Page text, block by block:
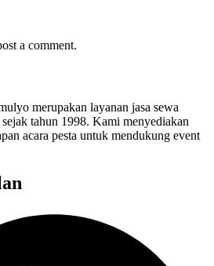
a comment.
merupakan layanan jasa sewa
tahun 1998. Kami menyediakan
acara pesta untuk mendukung event